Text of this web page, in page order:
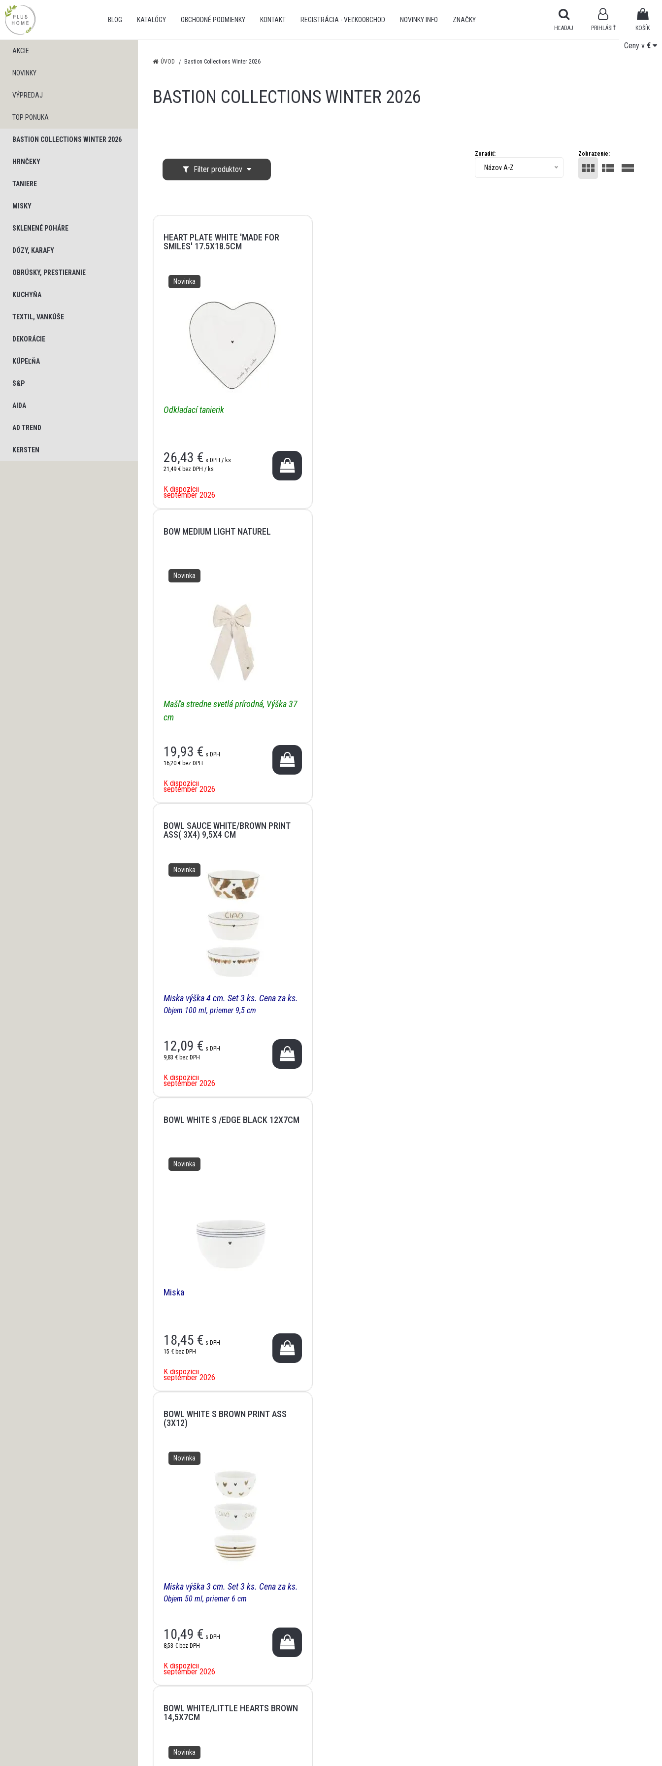
Ceny v €
Ceny v €
BLOG KATALÓGY OBCHODNÉ PODMIENKY KONTAKT REGISTRÁCIA - VEĽKOOBCHOD NOVINKY INFO ZNAČKY
KOŠÍK
PRIHLÁSIŤ
HĽADAJ
AKCIE
NOVINKY
VÝPREDAJ
TOP PONUKA
BASTION COLLECTIONS WINTER 2026
HRNČEKY
TANIERE
MISKY
SKLENENÉ POHÁRE
DÓZY, KARAFY
OBRÚSKY, PRESTIERANIE
KUCHYŇA
TEXTIL, VANKÚŠE
DEKORÁCIE
KÚPEĽŇA
S&P
AIDA
AD TREND
KERSTEN
ÚVOD Bastion Collections Winter 2026
BASTION COLLECTIONS WINTER 2026
Filter produktov
Zobrazenie:
Zoradiť:
Názov A-Z
HEART PLATE WHITE 'MADE FOR
SMILES' 17.5X18.5CM
Novinka
Odkladací tanierik
26,43 € s DPH / ks
21,49 € bez DPH / ks
K dispozícii
september 2026
BOW MEDIUM LIGHT NATUREL
Novinka
Mašľa stredne svetlá prírodná, Výška 37
cm
19,93 € s DPH
16,20 € bez DPH
K dispozícii
september 2026
BOWL SAUCE WHITE/BROWN PRINT
ASS( 3X4) 9,5X4 CM
Novinka
Miska výška 4 cm. Set 3 ks. Cena za ks.
Objem 100 ml, priemer 9,5 cm
12,09 € s DPH
9,83 € bez DPH
K dispozícii
september 2026
BOWL WHITE S /EDGE BLACK 12X7CM
Novinka
Miska
18,45 € s DPH
15 € bez DPH
K dispozícii
september 2026
BOWL WHITE S BROWN PRINT ASS
(3X12)
Novinka
Miska výška 3 cm. Set 3 ks. Cena za ks.
Objem 50 ml, priemer 6 cm
10,49 € s DPH
8,53 € bez DPH
K dispozícii
september 2026
BOWL WHITE/LITTLE HEARTS BROWN
14,5X7CM
Novinka